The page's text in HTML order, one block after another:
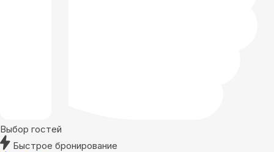
Выбор гостей
Быстрое бронирование